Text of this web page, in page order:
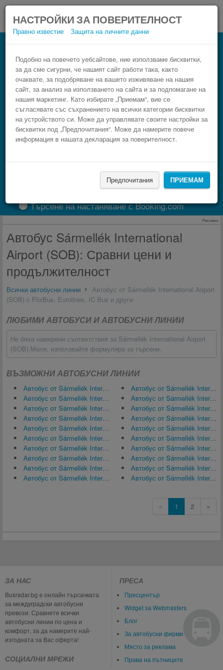
НАСТРОЙКИ ЗА ПОВЕРИТЕЛНОСТ
Правно известие Защита на личните данни
Подобно на повечето уебсайтове, ние използваме бисквитки,
за да сме сигурни, че нашият сайт работи така, както
очаквате, за подобряване на вашето изживяване на нашия
сайт, за анализ на използването на сайта и за подпомагане на
нашия маркетинг. Като избирате „Приемам“, вие се
съгласявате със съхранението на всички категории бисквитки
на устройството си. Може да управлявате своите настройки за
бисквитки под „Предпочитания“. Може да намерите повече
информация в нашата декларация за поверителност.
Предпочитания ПРИЕМАМ
Сравнете автобус Sármellék
International Airport (SOB)
Резервирай изгоден автобусен билет само в 3
стъпки.
НАМЕРИ
Търсене на настаняване с Booking.com
Реклама
Автобус Sármellék International
Airport (SOB): Сравни цени и
продължителност
Всички автобусни линии
Автобус от Sármellék International Airport
(SOB) с FlixBus, Eurolines, IC Bus и други
ЛЮБИМИ АВТОБУСИ И АВТОБУСНИ ЛИНИИ
Не бяха намерени съответствия за Sármellék International Airport
(SOB).Моля, използвайте формуляра за търсене.
ВЪЗМОЖНИ АВТОБУСНИ ЛИНИИ
Автобус от Sármellék International Airport (SOB) за Будапеща
Автобус от Sármellék International Airport (SOB) за Виена
Автобус от Sármellék International Airport (SOB) за Balatonfüred
Автобус от Sármellék International Airport (SOB) за Печ, Унгария
Автобус от Sármellék International Airport (SOB) за Augsburg Airport (AGB)
Автобус от Sármellék International Airport (SOB) за Щутгарт
Автобус от Sármellék International Airport (SOB) за Балатонлеле
Автобус от Sármellék International Airport (SOB) за Villach
Автобус от Sármellék International Airport (SOB) за Ерфурт
Автобус от Sármellék International Airport (SOB) за Шиофок
Автобус от Sármellék International Airport (SOB) за Дюселдорф
Автобус от Sármellék International Airport (SOB) за Нюрнберг
Автобус от Sármellék International Airport (SOB) за Дортмунд
Автобус от Sármellék International Airport (SOB) за Франкфурт
Автобус от Sármellék International Airport (SOB) за Дрезден
Автобус от Sármellék International Airport (SOB) за Международно летище Ференц Лист, Будапеща
Автобус от Sármellék International Airport (SOB) за Берлин
Автобус от Sármellék International Airport (SOB) за Balatonmáriafürdő
Автобус от Sármellék International Airport (SOB) за Загреб
Автобус от Sármellék International Airport (SOB) за Wiener Neustadt
« 1 2 »
ЗА НАС
Busradar.bg е онлайн търсачката
за междуградски автобусни
превози. Сравнете всички
автобусни линии по цена и
комфорт, за да намерите най-
изгодната за Вас оферта!
СОЦИАЛНИ МРЕЖИ
ПРЕСА
Пресцентър
Widget за Webmasters
Блог
За автобусни фирми
Място за реклама
Права на пътниците